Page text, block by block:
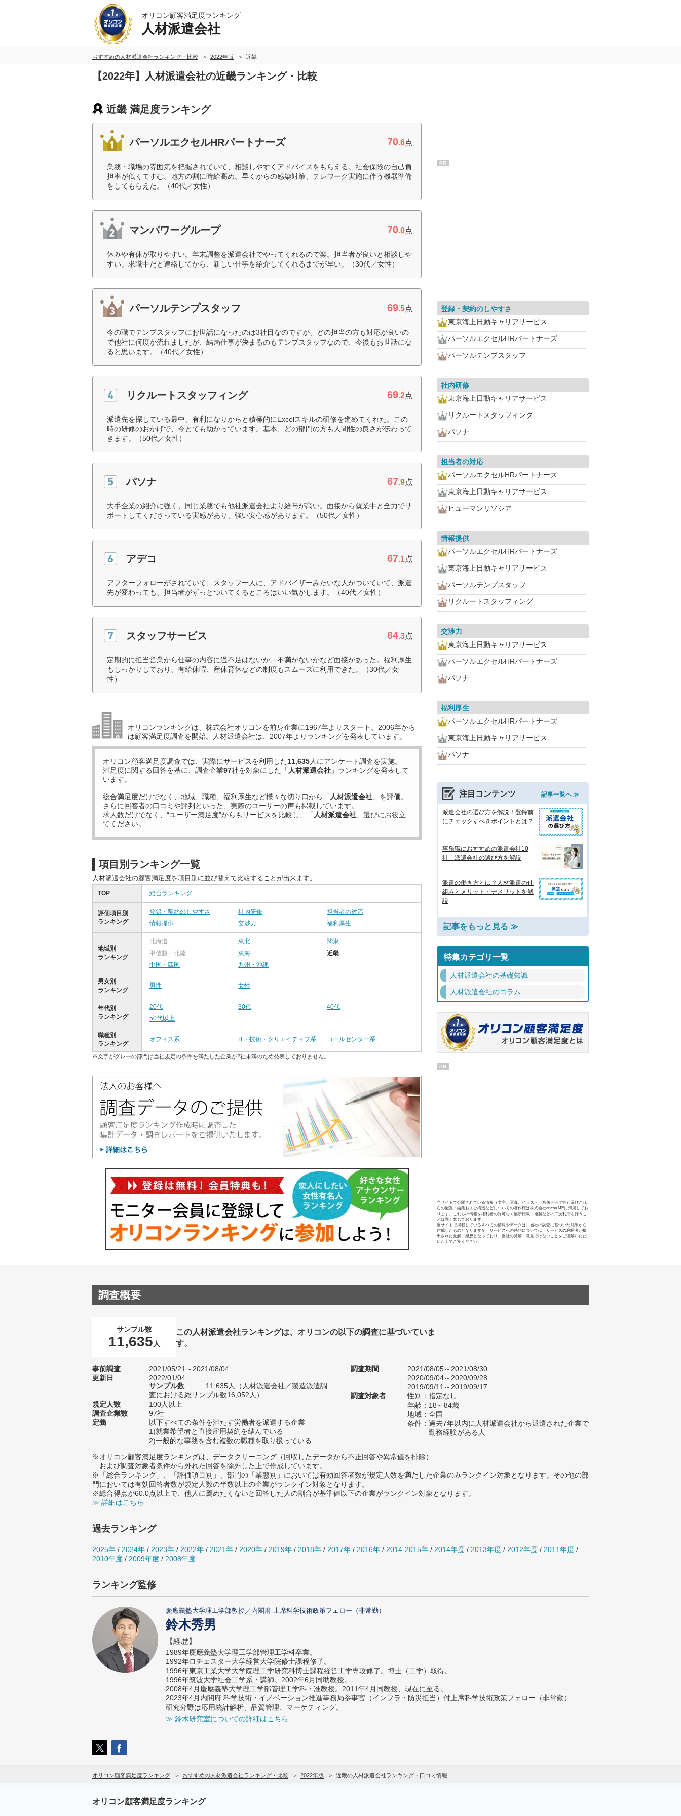
オリコン顧客満足度ランキング
人材派遣会社
おすすめの人材派遣会社ランキング・比較 2022年版 近畿
【2022年】人材派遣会社の近畿ランキング・比較
近畿 満足度ランキング
パーソルエクセルHRパートナーズ 70.6点
業務・職場の雰囲気を把握されていて、相談しやすくアドバイスをもらえる。社会保険の自己負
担率が低くてすむ。地方の割に時給高め。早くからの感染対策、テレワーク実施に伴う機器準備
をしてもらえた。（40代／女性）
マンパワーグループ 70.0点
休みや有休が取りやすい。年末調整を派遣会社でやってくれるので楽。担当者が良いと相談しや
すい。求職中だと連絡してから、新しい仕事を紹介してくれるまでが早い。（30代／女性）
パーソルテンプスタッフ 69.5点
今の職でテンプスタッフにお世話になったのは3社目なのですが、どの担当の方も対応が良いの
で他社に何度か流れましたが、結局仕事が決まるのもテンプスタッフなので、今後もお世話にな
ると思います。（40代／女性）
リクルートスタッフィング 69.2点
派遣先を探している最中、有利になりからと積極的にExcelスキルの研修を進めてくれた。この
時の研修のおかげで、今とても助かっています。基本、どの部門の方も人間性の良さが伝わって
きます。（50代／女性）
パソナ 67.9点
大手企業の紹介に強く、同じ業務でも他社派遣会社より給与が高い。面接から就業中と全力でサ
ポートしてくださっている実感があり、強い安心感があります。（50代／女性）
アデコ 67.1点
アフターフォローがされていて、スタッフ一人に、アドバイザーみたいな人がついていて、派遣
先が変わっても、担当者がずっとついてくるところはいい気がします。（40代／女性）
スタッフサービス 64.3点
定期的に担当営業から仕事の内容に過不足はないか、不満がないかなど面接があった。福利厚生
もしっかりしており、有給休暇、産休育休などの制度もスムーズに利用できた。（30代／女
性）
オリコンランキングは、株式会社オリコンを前身企業に1967年よりスタート。2006年から
は顧客満足度調査を開始。人材派遣会社は、2007年よりランキングを発表しています。
オリコン顧客満足度調査では、実際にサービスを利用した11,635人にアンケート調査を実施。
満足度に関する回答を基に、調査企業97社を対象にした「 人材派遣会社 」ランキングを発表して
います。
総合満足度だけでなく、地域、職種、福利厚生など様々な切り口から「 人材派遣会社 」を評価。
さらに回答者の口コミや評判といった、実際のユーザーの声も掲載しています。
求人数だけでなく、“ユーザー満足度”からもサービスを比較し、「 人材派遣会社 」選びにお役立
てください。
項目別ランキング一覧
人材派遣会社の顧客満足度を項目別に並び替えて比較することが出来ます。
TOP 総合ランキング
評価項目別
ランキング
登録・契約のしやすさ 社内研修
担当者の対応
情報提供
交渉力 福利厚生
地域別
ランキング
北海道 東北
関東
甲信越・北陸
東海
近畿
中国・四国
九州・沖縄
男女別
ランキング
男性 女性
年代別
ランキング
20代 30代
40代
50代以上
職種別
ランキング
オフィス系 IT・技術・クリエイティブ系 コールセンター系
※文字がグレーの部門は当社規定の条件を満たした企業が2社未満のため発表しておりません。
PR
登録・契約のしやすさ
東京海上日動キャリアサービス
パーソルエクセルHRパートナーズ
パーソルテンプスタッフ
社内研修
東京海上日動キャリアサービス
リクルートスタッフィング
パソナ
担当者の対応
パーソルエクセルHRパートナーズ
東京海上日動キャリアサービス
ヒューマンリソシア
情報提供
パーソルエクセルHRパートナーズ
東京海上日動キャリアサービス
パーソルテンプスタッフ
リクルートスタッフィング
交渉力
東京海上日動キャリアサービス
パーソルエクセルHRパートナーズ
パソナ
福利厚生
パーソルエクセルHRパートナーズ
東京海上日動キャリアサービス
パソナ
注目コンテンツ 記事一覧へ ≫
派遣会社の選び方を解説！登録前
にチェックすべきポイントとは？
事務職におすすめの派遣会社10
社 派遣会社の選び方を解説
派遣の働き方とは？人材派遣の仕
組みとメリット・デメリットを解
説
記事をもっと見る ≫
特集カテゴリ一覧
人材派遣会社の基礎知識
人材派遣会社のコラム
PR
当サイトで公開されている情報（文字、写真、イラスト、画像データ等）及びこれ
らの配置・編集および構造などについての著作権は株式会社oricon MEに帰属してお
ります。これらの情報を権利者の許可なく無断転載・複製などの二次利用を行うこ
とは固く禁じております。
当サイトで掲載しているすべての情報やデータは、当社の調査に基づいた結果から
作成したものとなりますが、サービスへの感想については、サービスの利用者が提
出された見解・感想となっており、当社の見解・意見ではないことをご理解いただ
いた上でご覧ください。
調査概要
サンプル数
11,635 人
この人材派遣会社ランキングは、オリコンの以下の調査に基づいていま
す。
事前調査
2021/05/21～2021/08/04
更新日
2022/01/04
サンプル数
11,635人（人材派遣会社／製造派遣調
査における総サンプル数16,052人）
規定人数
100人以上
調査企業数
97社
定義
以下すべての条件を満たす労働者を派遣する企業
1)就業希望者と直接雇用契約を結んでいる
2)一般的な事務を含む複数の職種を取り扱っている
調査期間
2021/08/05～2021/08/30
2020/09/04～2020/09/28
2019/09/11～2019/09/17
調査対象者
性別：指定なし
年齢：18～84歳
地域：全国
条件：過去7年以内に人材派遣会社から派遣された企業で
勤務経験がある人
※オリコン顧客満足度ランキングは、データクリーニング（回収したデータから不正回答や異常値を排除）
および調査対象者条件から外れた回答を除外した上で作成しています。
※「総合ランキング」、「評価項目別」、部門の「業態別」においては有効回答者数が規定人数を満たした企業のみランクイン対象となります。その他の部
門においては有効回答者数が規定人数の半数以上の企業がランクイン対象となります。
※総合得点が60.0点以上で、他人に薦めたくないと回答した人の割合が基準値以下の企業がランクイン対象となります。
≫ 詳細はこちら
過去ランキング
2025年 / 2024年 / 2023年 / 2022年 / 2021年 / 2020年 / 2019年 / 2018年 / 2017年 / 2016年 / 2014-2015年 / 2014年度 / 2013年度 / 2012年度 / 2011年度 /
2010年度 / 2009年度 / 2008年度
ランキング監修
慶應義塾大学理工学部教授／内閣府 上席科学技術政策フェロー（非常勤）
鈴木秀男
【経歴】
1989年慶應義塾大学理工学部管理工学科卒業。
1992年ロチェスター大学経営大学院修士課程修了。
1996年東京工業大学大学院理工学研究科博士課程経営工学専攻修了。博士（工学）取得。
1996年筑波大学社会工学系・講師。2002年6月同助教授。
2008年4月慶應義塾大学理工学部管理工学科・准教授。2011年4月同教授、現在に至る。
2023年4月内閣府 科学技術・イノベーション推進事務局参事官（インフラ・防災担当）付上席科学技術政策フェロー（非常勤）
研究分野は応用統計解析、品質管理、マーケティング。
≫ 鈴木研究室についての詳細はこちら
オリコン顧客満足度ランキング おすすめの人材派遣会社ランキング・比較 2022年版 近畿の人材派遣会社ランキング・口コミ情報
オリコン顧客満足度ランキング